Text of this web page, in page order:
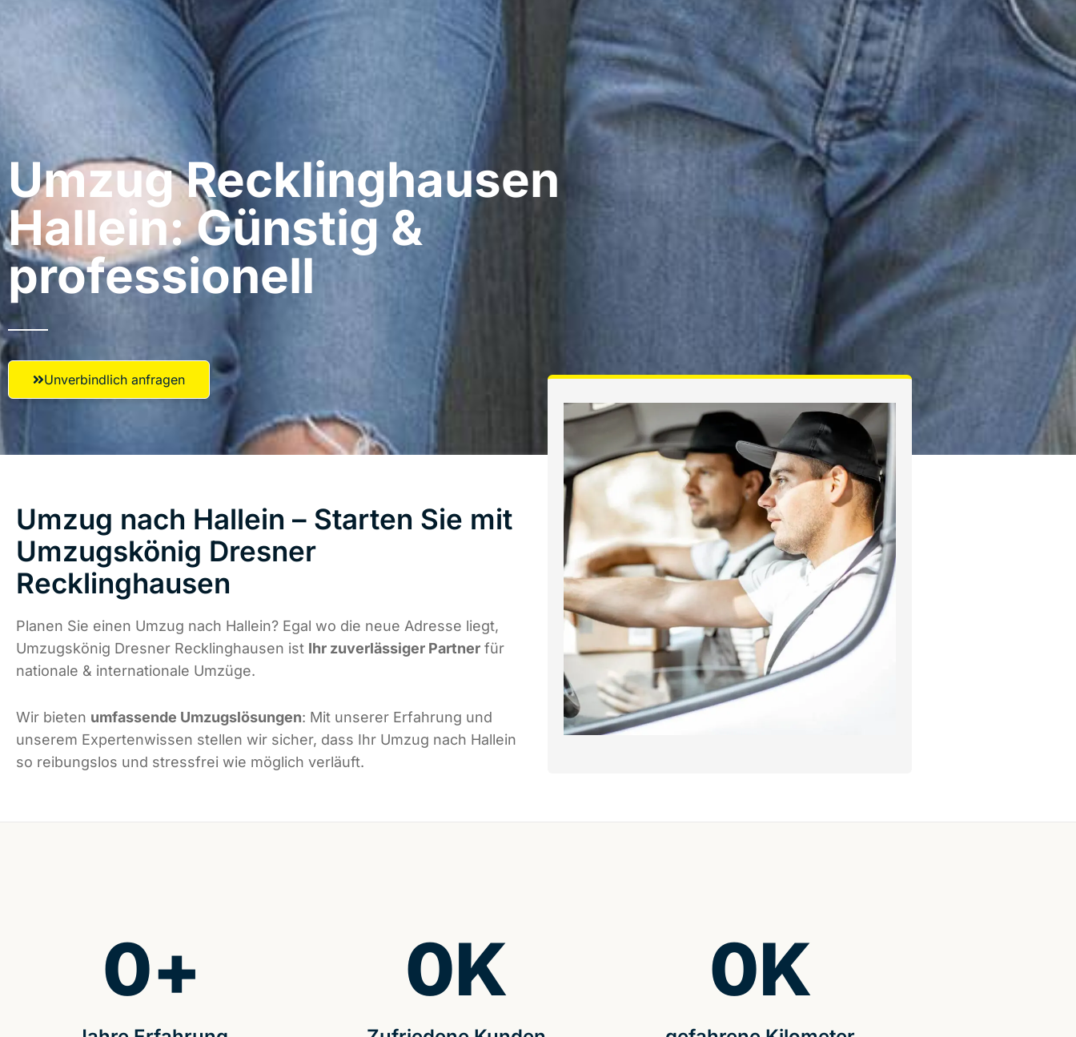
Umzug Recklinghausen​
Hallein: Günstig &
professionell​
Unverbindlich anfragen
Umzug nach Hallein – Starten Sie mit
Umzugskönig Dresner
Recklinghausen
Planen Sie einen Umzug nach Hallein? Egal wo die neue Adresse liegt,
Umzugskönig Dresner Recklinghausen ist Ihr zuverlässiger Partner für
nationale & internationale Umzüge.
Wir bieten umfassende Umzugslösungen: Mit unserer Erfahrung und
unserem Expertenwissen stellen wir sicher, dass Ihr Umzug nach Hallein
so reibungslos und stressfrei wie möglich verläuft.
0+ 0K 0K